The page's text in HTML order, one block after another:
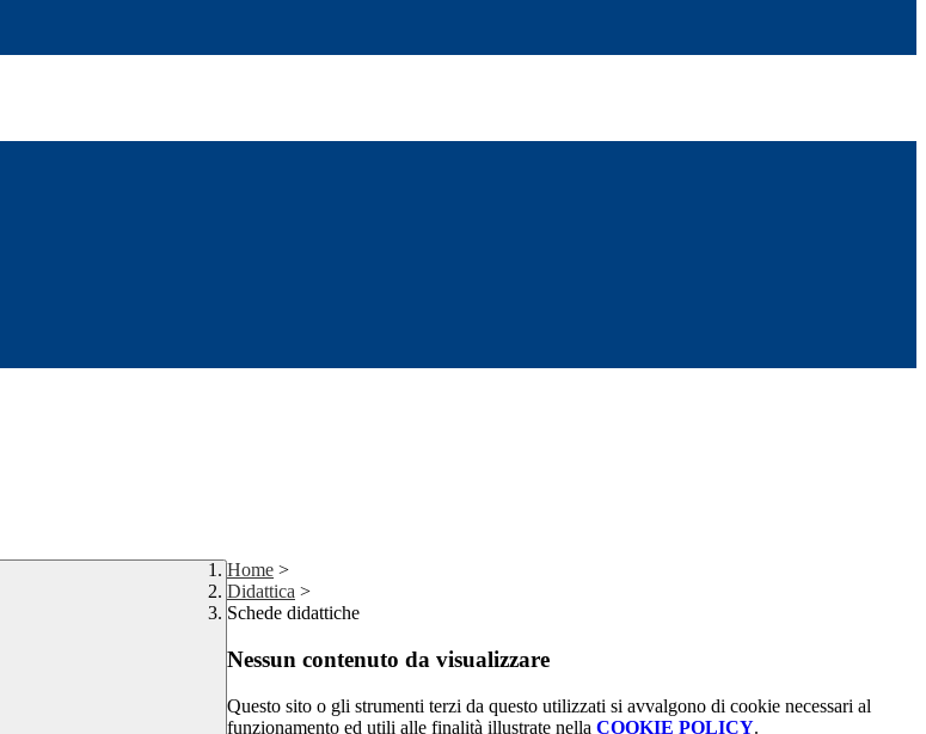
Home >
Didattica >
Schede didattiche
Nessun contenuto da visualizzare
Questo sito o gli strumenti terzi da questo utilizzati si avvalgono di cookie necessari al
funzionamento ed utili alle finalità illustrate nella COOKIE POLICY.